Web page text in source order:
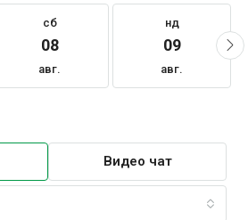
сб
08
авг.
нд
09
авг.
Видео чат